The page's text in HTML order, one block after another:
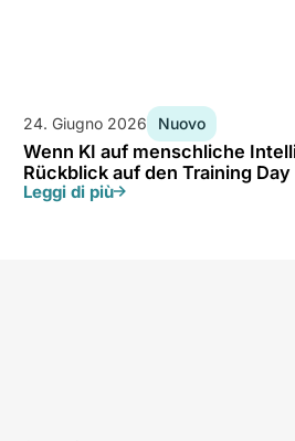
24. Giugno 2026 Nuovo
Wenn KI auf menschliche
Rückblick auf den Training
Leggi di più